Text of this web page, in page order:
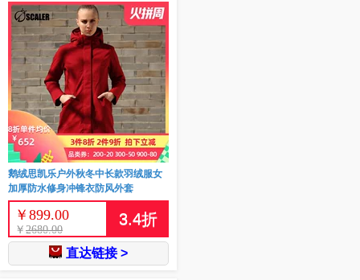
鹅绒思凯乐户外秋冬中长款羽绒服女
加厚防水修身冲锋衣防风外套
￥ 899.00
￥ 2680.00
3.4折
直达链接 >